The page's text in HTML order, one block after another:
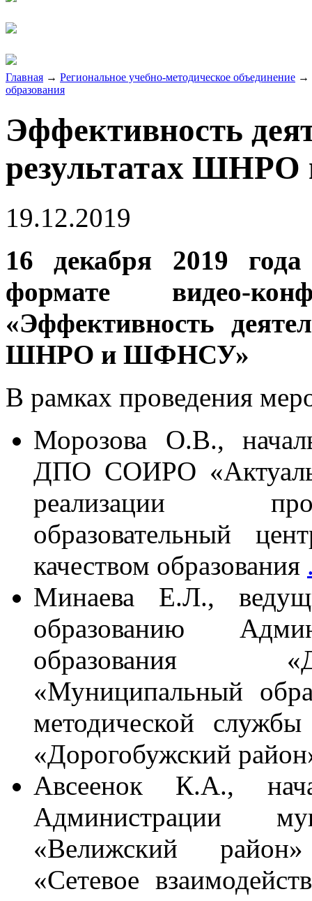
Главная → Региональное учебно-методическое объединение →
образования
Эффективность
результатах
19.12.2019
16 декабря 2019
формате видео-
«Эффективность
ШНРО и ШФНСУ»
В рамках проведения
Морозова О.В.,
ДПО СОИРО
реализации
образовательный
качеством образования
Минаева Е.Л.,
образованию
образования
«Муниципальный
методической
«Дорогобужский
Авсеенок К.А.,
Администрации
«Велижский
«Сетевое